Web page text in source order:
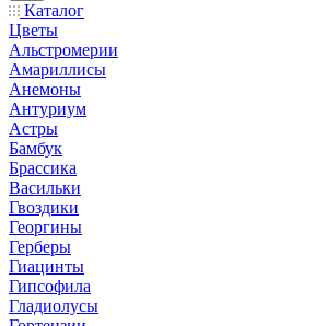
Каталог
Цветы
Альстромерии
Амариллисы
Анемоны
Антуриум
Астры
Бамбук
Брассика
Васильки
Гвоздики
Георгины
Герберы
Гиацинты
Гипсофила
Гладиолусы